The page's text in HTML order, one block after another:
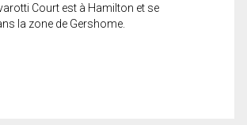
Court est à Hamilton et se
la zone de Gershome.